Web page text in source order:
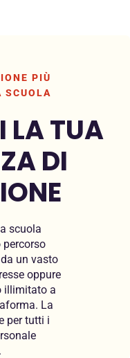
PIÙ
SCUOLA
LA TUA
DI
scuola
un vasto
oppure
illimitato a
La
per tutti i